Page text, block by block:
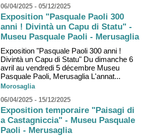
06/04/2025 - 05/12/2025
Exposition "Pasquale Paoli 300
anni ! Divintà un Capu di Statu" -
Museu Pasquale Paoli - Merusaglia
Exposition "Pasquale Paoli 300 anni !
Divintà un Capu di Statu" Du dimanche 6
avril au vendredi 5 décembre Museu
Pasquale Paoli, Merusaglia L'annat...
Morosaglia
06/04/2025 - 15/12/2025
Exposition temporaire "Paisagi di
a Castagniccia" - Museu Pasquale
Paoli - Merusaglia